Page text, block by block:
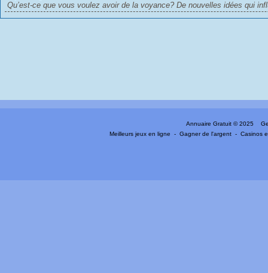
Qu’est-ce que vous voulez avoir de la voyance? De nouvelles idées qui
Annuaire Gratuit © 2025
Meilleurs jeux en ligne
-Gagner de l'argent -Casinos